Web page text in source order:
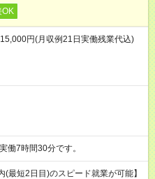
OK
円(月収例21日実働残業代込)
うち実働7時間30分です。
最短2日目)のスピード就業が可能】